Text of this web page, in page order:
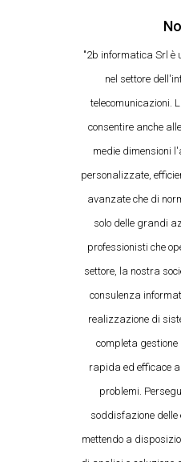
"2b informatica Srl è
nel settore
telecomunicazioni.
consentire anche
medie dimensioni
personalizzate,
avanzate che di
solo delle grandi
professionisti che
settore, la nostra
consulenza
realizzazione di
completa
rapida ed efficace
problemi.
soddisfazione delle
mettendo a